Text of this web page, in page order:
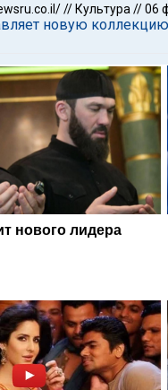
// Культура //06
новую
нового лидера